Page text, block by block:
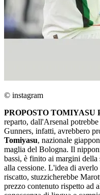
© instagram
PROPOSTO TOMIYASU
reparto, dall'Arsenal
Gunners, infatti, avrebbero
Tomiyasu, nazionale
maglia del Bologna. Il
bassi, è finito ai margini della
alla cessione. L'idea di
riscatto, stuzzicherebbe
prezzo contenuto rispetto ad